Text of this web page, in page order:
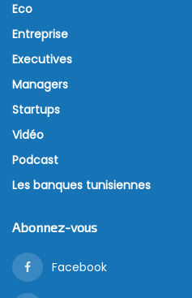
Eco
Entreprise
Executives
Managers
Startups
Vidéo
Podcast
Les banques tunisiennes
Abonnez-vous
Facebook